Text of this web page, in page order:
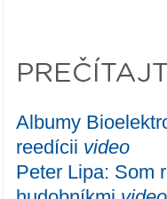
Albumy
reedícii video
Peter Lipa: Som